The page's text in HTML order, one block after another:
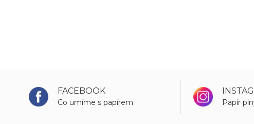
FACEBOOK
Co umíme s papírem Papír